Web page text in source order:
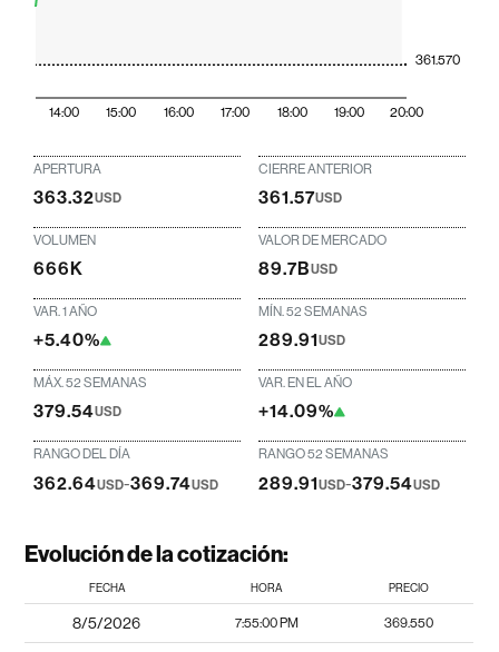
14:00 15:00 16:00 17:00 18:00 19:00 20:00
361.570
APERTURA
363.32USD
CIERRE ANTERIOR
361.57USD
VOLUMEN
666K
VALOR DE MERCADO
89.7BUSD
VAR. 1 AÑO
+5.40%
MÍN. 52 SEMANAS
289.91USD
MÁX. 52 SEMANAS
379.54USD
VAR. EN EL AÑO
+14.09%
RANGO DEL DÍA
362.64USD-369.74USD
RANGO 52 SEMANAS
289.91USD-379.54USD
Evolución de la cotización:
FECHA HORA PRECIO
8/5/2026 7:55:00 PM 369.550